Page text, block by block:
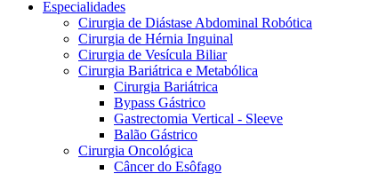
Especialidades
Cirurgia de Diástase Abdominal Robótica
Cirurgia de Hérnia Inguinal
Cirurgia de Vesícula Biliar
Cirurgia Bariátrica e Metabólica
Cirurgia Bariátrica
Bypass Gástrico
Gastrectomia Vertical - Sleeve
Balão Gástrico
Cirurgia Oncológica
Câncer do Esôfago